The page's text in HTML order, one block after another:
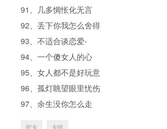
91、几多惆怅化无言
92、丢下你我怎么舍得
93、不适合谈恋爱-
94、一个傻女人的心
95、女人都不是好玩意
96、孤灯眺望眼里忧伤
97、余生没你怎么走
贺卡 卡纸